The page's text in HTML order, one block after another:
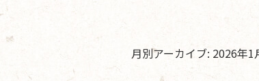
月別アーカイブ: 2026年1